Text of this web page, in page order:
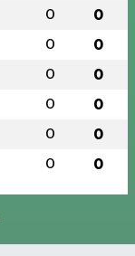
0 0
0 0
0 0
0 0
0 0
0 0